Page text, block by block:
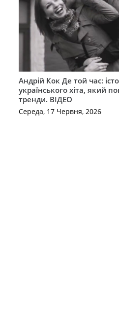
Андрій Кок Де той час:
українського хіта, який
тренди. ВІДЕО
Середа, 17 Червня, 2026